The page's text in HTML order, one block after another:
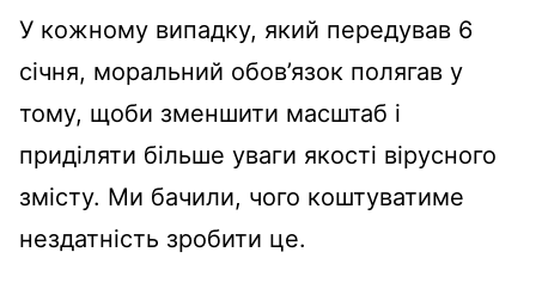
У кожному випадку, який передував 6
січня, моральний обов’язок полягав у
тому, щоби зменшити масштаб і
приділяти більше уваги якості вірусного
змісту. Ми бачили, чого коштуватиме
нездатність зробити це.